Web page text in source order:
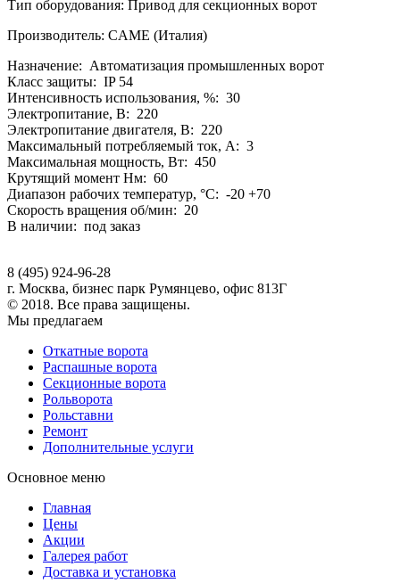
Тип оборудования: Привод для секционных ворот
Производитель: CAME (Италия)
Назначение: Автоматизация промышленных ворот
Класс защиты: IP 54
Интенсивность использования, %: 30
Электропитание, В: 220
Электропитание двигателя, В: 220
Максимальный потребляемый ток, А: 3
Максимальная мощность, Вт: 450
Крутящий момент Нм: 60
Диапазон рабочих температур, °С: -20 +70
Скорость вращения об/мин: 20
В наличии: под заказ
8 (495) 924-96-28
г. Москва, бизнес парк Румянцево, офис 813Г
© 2018. Все права защищены.
Мы предлагаем
Откатные ворота
Распашные ворота
Секционные ворота
Рольворота
Рольставни
Ремонт
Дополнительные услуги
Основное меню
Главная
Цены
Акции
Галерея работ
Доставка и установка